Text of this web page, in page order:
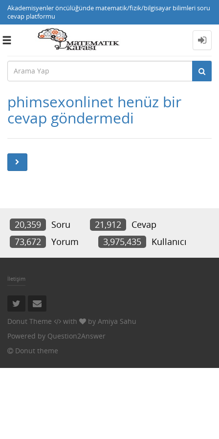
Akademisyenler öncülüğünde matematik/fizik/bilgisayar bilimleri soru
cevap platformu
Toggle
phimsexonlinet henüz bir
cevap göndermedi
20,359 Soru 21,912
Cevap
73,672
Yorum 3,975,435 Kullanıcı
İletişim
Donut Theme with by Amiya Sahu
Powered by Question2Answer
Donut theme